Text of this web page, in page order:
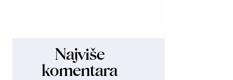
Najviše
komentara